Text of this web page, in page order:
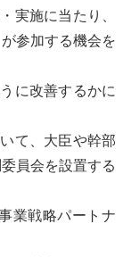
実施に当たり、
参加する機会を
に改善するかに
て、大臣や幹部
員会を設置する
業戦略パートナ